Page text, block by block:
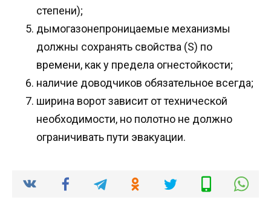
степени);
дымогазонепроницаемые механизмы
должны сохранять свойства (S) по
времени, как у предела огнестойкости;
наличие доводчиков обязательное всегда;
ширина ворот зависит от технической
необходимости, но полотно не должно
ограничивать пути эвакуации.